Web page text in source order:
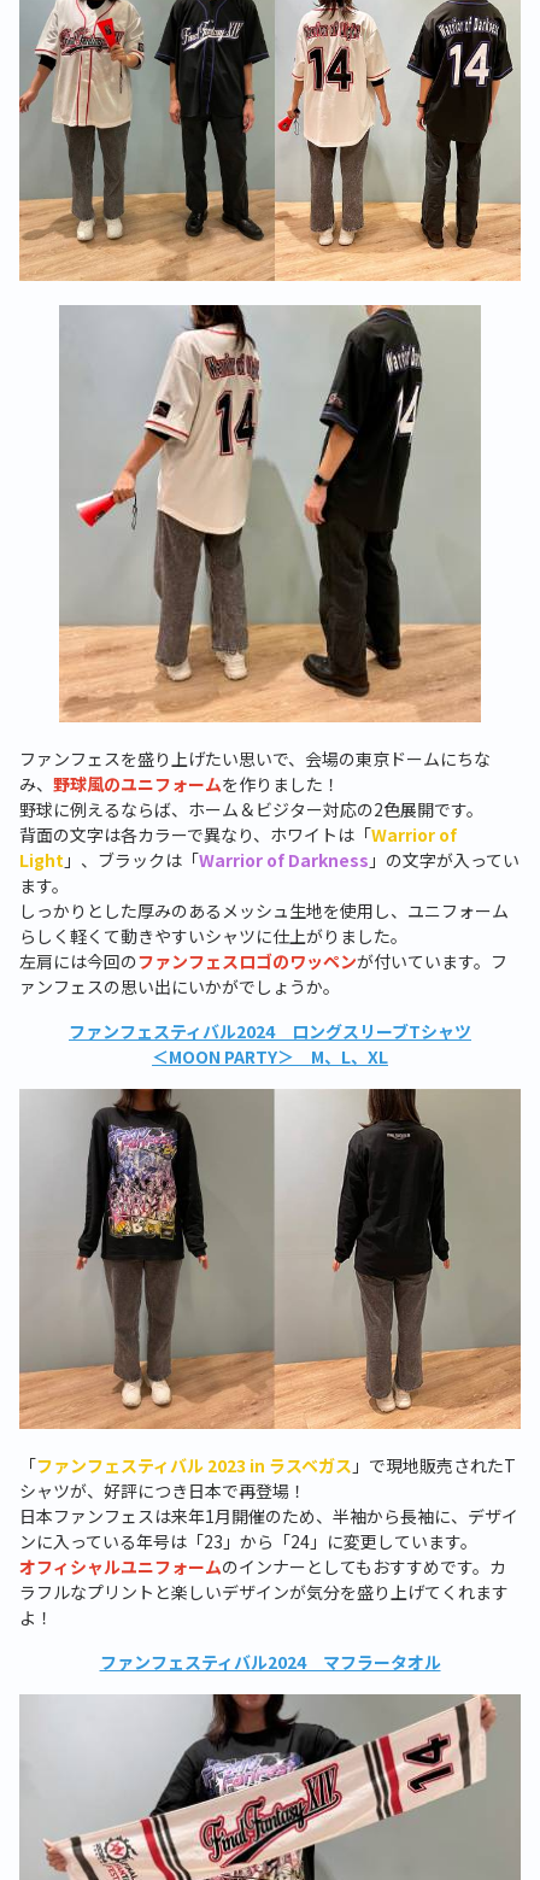
ファンフェスを盛り上げたい思いで、会場の東京ドームにちな
み、 野球風のユニフォームを作りました！
野球に例えるならば、ホーム＆ビジター対応の2色展開です。
背面の文字は各カラーで異なり、ホワイトは「Warrior of
Light 」、ブラックは「Warrior of Darkness 」の文字が入ってい
ます。
しっかりとした厚みのあるメッシュ生地を使用し、ユニフォーム
らしく軽くて動きやすいシャツに仕上がりました。
左肩には今回のファンフェスロゴのワッペンが付いています。フ
ァンフェスの思い出にいかがでしょうか。
ファンフェスティバル2024 ロングスリーブTシャツ
＜MOON PARTY＞ M、L、XL
「ファンフェスティバル 2023 in ラスベガス 」で現地販売されたT
シャツが、好評につき日本で再登場！
日本ファンフェスは来年1月開催のため、半袖から長袖に、デザイ
ンに入っている年号は「23 」から「24 」に変更しています。
オフィシャルユニフォームのインナーとしてもおすすめです。カ
ラフルなプリントと楽しいデザインが気分を盛り上げてくれます
よ！
ファンフェスティバル2024 マフラータオル